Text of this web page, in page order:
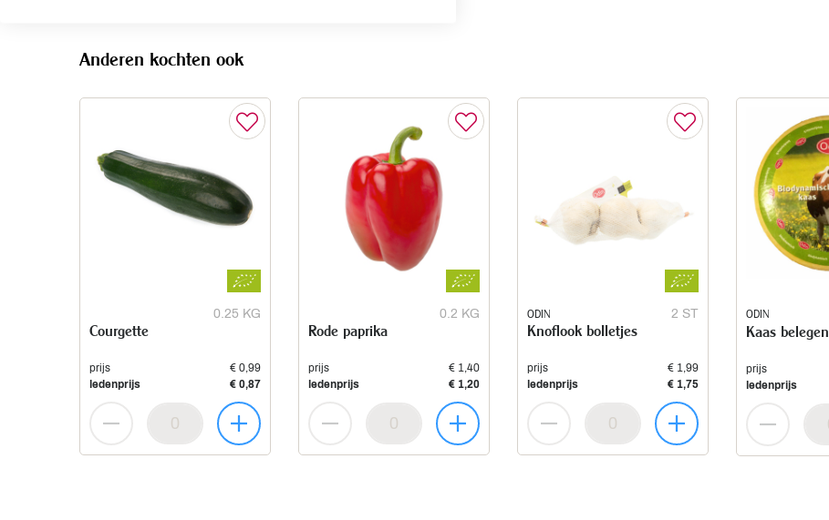
Anderen kochten ook
0.25 KG
Courgette
prijs
€ 0,99
ledenprijs
€ 0,87
0.2 KG
Rode paprika
prijs
€ 1,40
ledenprijs
€ 1,20
ODIN 2 ST
Knoflook bolletjes
prijs
€ 1,99
ledenprijs
€ 1,75
ODIN
Kaas belegen
prijs
ledenprijs